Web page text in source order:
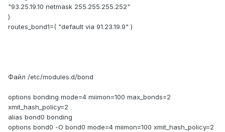
"93.25.19.10 netmask 255.255.255.252"
)
routes_bond1=( "default via 91.23.19.9" )
Файл /etc/modules.d/bond
options bonding mode=4 miimon=100 max_bonds=2
xmit_hash_policy=2
alias bond0 bonding
options bond0 -O bond0 mode=4 miimon=100 xmit_hash_policy=2